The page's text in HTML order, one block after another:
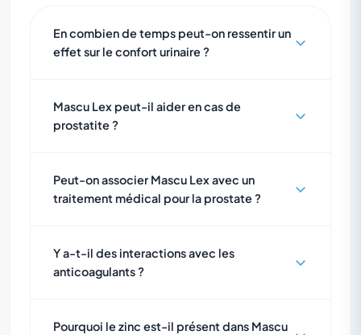
En combien de temps peut-on ressentir un
effet sur le confort urinaire ?
Mascu Lex peut-il aider en cas de
prostatite ?
Peut-on associer Mascu Lex avec un
traitement médical pour la prostate ?
Y a-t-il des interactions avec les
anticoagulants ?
Pourquoi le zinc est-il présent dans Mascu